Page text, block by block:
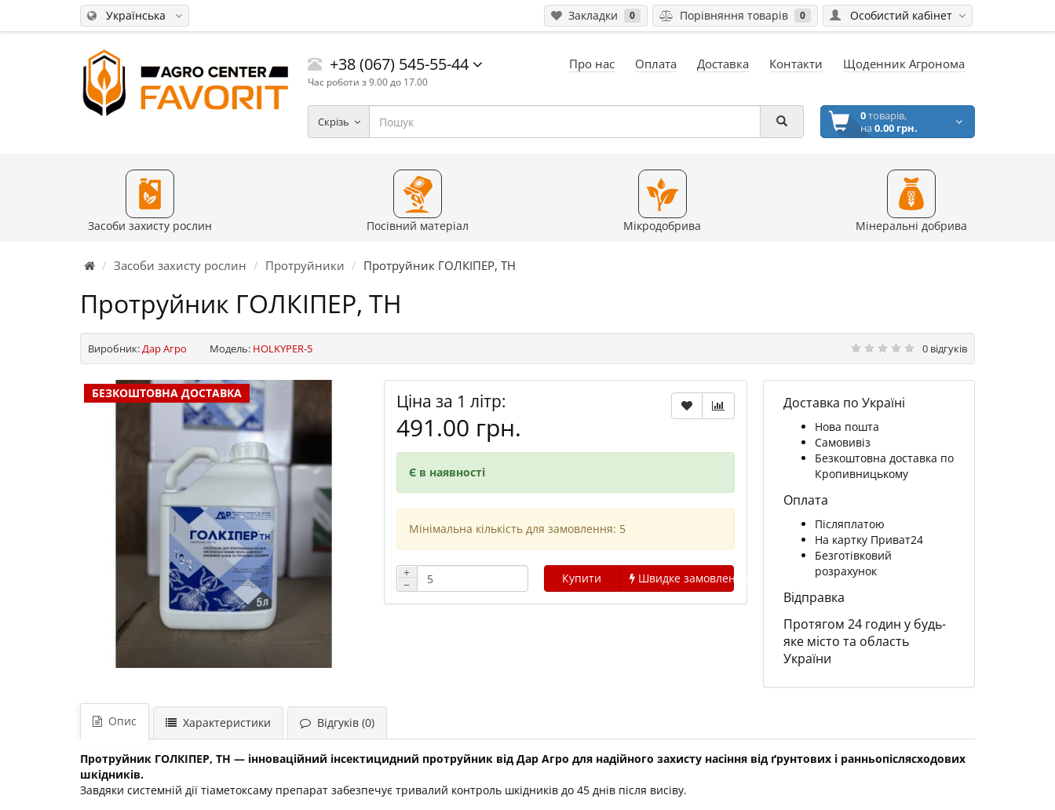
Українська Особистий кабінет
Закладки 0 Порівняння товарів 0
+38 (067) 545-55-44
Час роботи з 9.00 до 17.00
Про нас Оплата Доставка Контакти Щоденник Агронома
Скрізь 0товарів,
на0.00 грн.
Засоби захисту рослин Посівний матеріал Мікродобрива Мінеральні добрива
Засоби захисту рослин Протруйники Протруйник ГОЛКІПЕР, ТН
Протруйник ГОЛКІПЕР, ТН
Виробник:Дар Агро Модель: HOLKYPER-5 0 відгуків
БЕЗКОШТОВНА ДОСТАВКА Ціна за 1 літр:
491.00 грн.
Є в наявності
Мінімальна кількість для замовлення: 5
+
−
Купити Швидке замовлення
Доставка по Україні
Нова пошта
Самовивіз
Безкоштовна доставка по
Кропивницькому
Оплата
Післяплатою
На картку Приват24
Безготівковий
розрахунок
Відправка
Протягом 24 годин у будь-
яке місто та область
України
Опис Характеристики Відгуків (0)
Протруйник ГОЛКІПЕР, ТН — інноваційний інсектицидний протруйник від Дар Агро для надійного захисту насіння від ґрунтових і ранньопіслясходових
шкідників.
Завдяки системній дії тіаметоксаму препарат забезпечує тривалий контроль шкідників до 45 днів після висіву.